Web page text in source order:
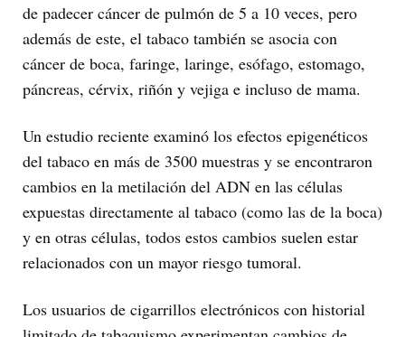
de padecer cáncer de pulmón de 5 a 10 veces, pero
además de este, el tabaco también se asocia con
cáncer de boca, faringe, laringe, esófago, estomago,
páncreas, cérvix, riñón y vejiga e incluso de mama.
Un estudio reciente examinó los efectos epigenéticos
del tabaco en más de 3500 muestras y se encontraron
cambios en la metilación del ADN en las células
expuestas directamente al tabaco (como las de la boca)
y en otras células, todos estos cambios suelen estar
relacionados con un mayor riesgo tumoral.
Los usuarios de cigarrillos electrónicos con historial